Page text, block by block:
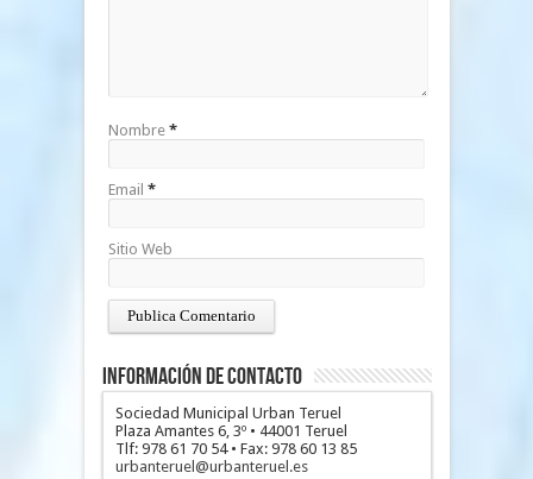
Nombre *
Email *
Sitio Web
Información de Contacto
Sociedad Municipal Urban Teruel
Plaza Amantes 6, 3º • 44001 Teruel
Tlf: 978 61 70 54 • Fax: 978 60 13 85
urbanteruel@urbanteruel.es